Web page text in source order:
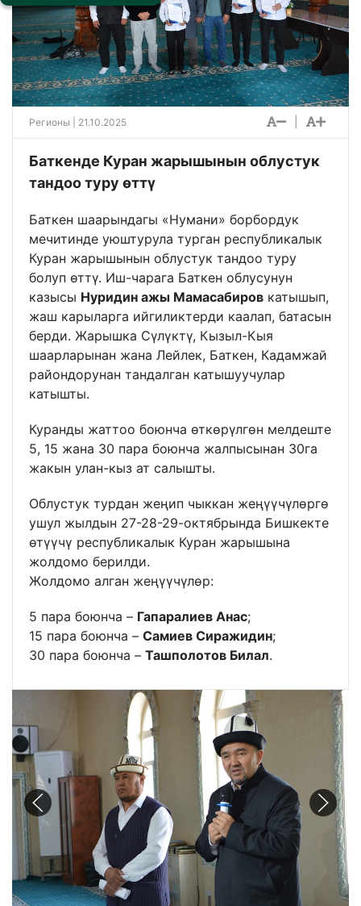
Регионы | 21.10.2025
Баткенде Куран жарышынын облустук
тандоо туру өттү
Баткен шаарындагы «Нумани» борбордук
мечитинде уюштурула турган республикалык
Куран жарышынын облустук тандоо туру
болуп өттү. Иш-чарага Баткен облусунун
казысы Нуридин ажы Мамасабиров катышып,
жаш карыларга ийгиликтерди каалап, батасын
берди. Жарышка Сүлүктү, Кызыл-Кыя
шаарларынан жана Лейлек, Баткен, Кадамжай
райондорунан тандалган катышуучулар
катышты.
Куранды жаттоо боюнча өткөрүлгөн мелдеште
5, 15 жана 30 пара боюнча жалпысынан 30га
жакын улан-кыз ат салышты.
Облустук турдан жеңип чыккан жеңүүчүлөргө
ушул жылдын 27-28-29-октябрында Бишкекте
өтүүчү республикалык Куран жарышына
жолдомо берилди.
Жолдомо алган жеңүүчүлөр:
5 пара боюнча – Гапаралиев Анас;
15 пара боюнча – Самиев Сиражидин;
30 пара боюнча – Ташполотов Билал.